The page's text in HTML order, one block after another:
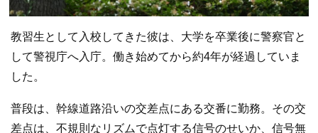
教習生として入校してきた彼は、大学を卒業後に警察官と
して警視庁へ入庁。働き始めてから約4年が経過していま
した。
普段は、幹線道路沿いの交差点にある交番に勤務。その交
差点は、不規則なリズムで点灯する信号のせいか、信号無